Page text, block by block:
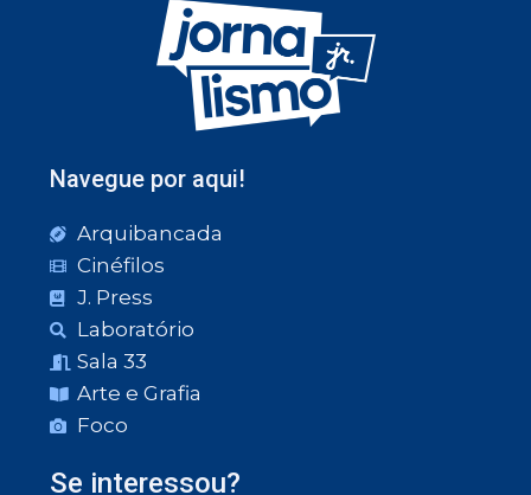
Navegue por aqui!
Arquibancada
Cinéfilos
J. Press
Laboratório
Sala 33
Arte e Grafia
Foco
Se interessou?